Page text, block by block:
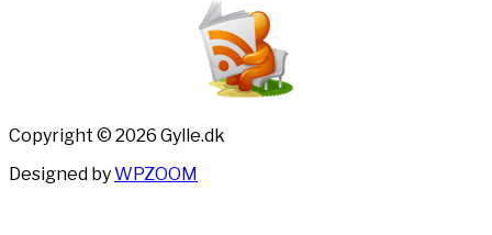
Copyright © 2026 Gylle.dk
Designed byWPZOOM